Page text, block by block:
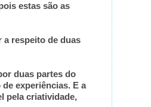
estas são as
a respeito de duas
duas partes do
experiências. E a
pela criatividade,